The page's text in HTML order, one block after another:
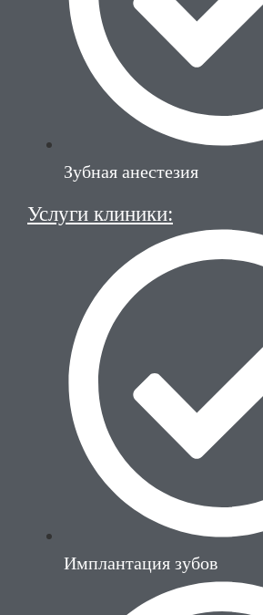
Зубная анестезия
Услуги клиники:
Имплантация зубов